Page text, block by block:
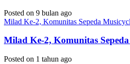
Posted on 9 bulan ago
Milad Ke-2, Komunitas Sepeda
Milad Ke-2, Komunitas
Posted on 1 tahun ago